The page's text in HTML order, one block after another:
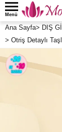
Menü
Ana Sayfa> DIŞ
> Otriş Detaylı